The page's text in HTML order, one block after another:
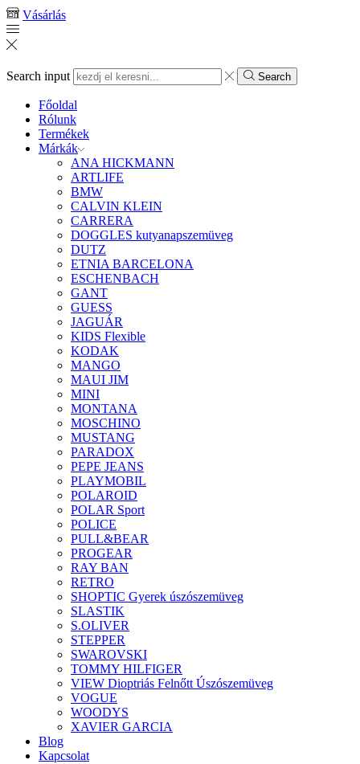
Vásárlás
Search input Search
Főoldal
Rólunk
Termékek
Márkák
ANA HICKMANN
ARTLIFE
BMW
CALVIN KLEIN
CARRERA
DOGGLES kutyanapszemüveg
DUTZ
ETNIA BARCELONA
ESCHENBACH
GANT
GUESS
JAGUÁR
KIDS Flexible
KODAK
MANGO
MAUI JIM
MINI
MONTANA
MOSCHINO
MUSTANG
PARADOX
PEPE JEANS
PLAYMOBIL
POLAROID
POLAR Sport
POLICE
PULL&BEAR
PROGEAR
RAY BAN
RETRO
SHOPTIC Gyerek úszószemüveg
SLASTIK
S.OLIVER
STEPPER
SWAROVSKI
TOMMY HILFIGER
VIEW Dioptriás Felnőtt Úszószemüveg
VOGUE
WOODYS
XAVIER GARCIA
Blog
Kapcsolat